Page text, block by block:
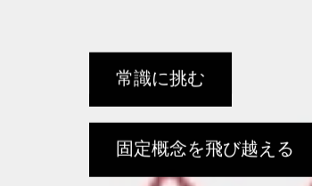
常識に挑む
固定概念を飛び越える